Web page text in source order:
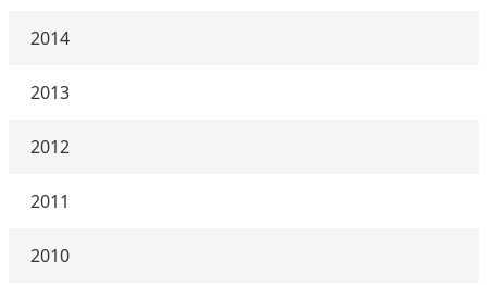
2014
2013
2012
2011
2010